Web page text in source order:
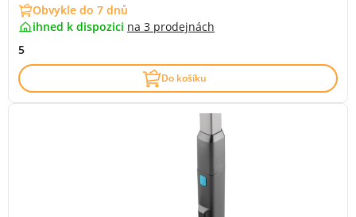
Obvykle do 7 dnů
ihned k dispozici na 3 prodejnách
5
Do košíku